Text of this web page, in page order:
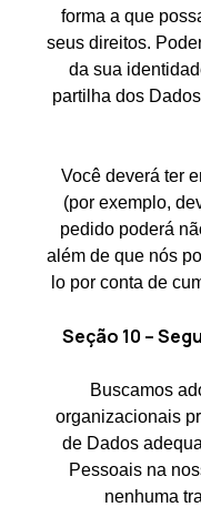
forma a que
seus direitos.
da sua
partilha dos
Você deverá ter
(por exemplo,
pedido poderá
além de que nós
lo por conta de
Seção 10 –
Buscamos
organizacionais
de Dados
Pessoais na
nenhuma